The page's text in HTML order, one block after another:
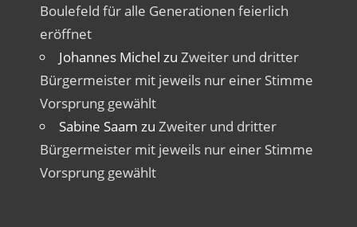
Boulefeld für alle Generationen feierlich
eröffnet
Johannes Michel zu Zweiter und dritter
Bürgermeister mit jeweils nur einer Stimme
Vorsprung gewählt
Sabine Saam zu Zweiter und dritter
Bürgermeister mit jeweils nur einer Stimme
Vorsprung gewählt